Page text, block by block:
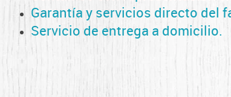
Garantía y servicios directo del
Servicio de entrega a domicilio.